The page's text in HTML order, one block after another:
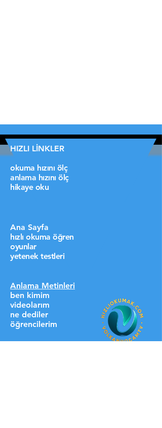
HIZLI LİNKLER
okuma hızını ölç
anlama hızını ölç
hikaye oku
Ana Sayfa
hızlı okuma öğren
oyunlar
yetenek testleri
Anlama Metinleri
ben kimim
videolarım
ne dediler
öğrencilerim